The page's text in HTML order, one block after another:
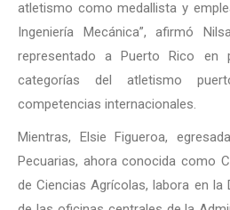
atletismo como medallista y
Ingeniería Mecánica”, afirmó
representado a Puerto Rico en
categorías del atletismo
competencias internacionales.
Mientras, Elsie Figueroa,
Pecuarias, ahora conocida como
de Ciencias Agrícolas, labora en la